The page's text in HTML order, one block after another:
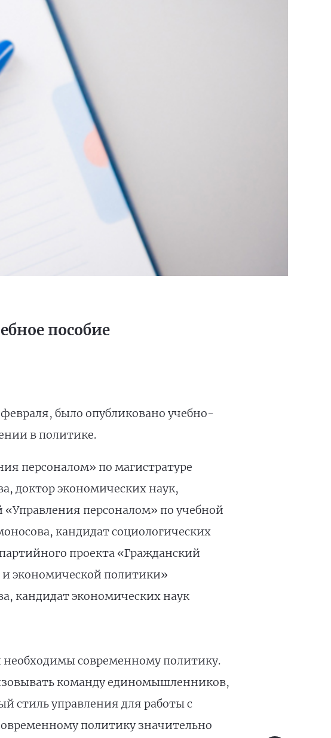
пособие
было опубликовано учебно-
в политике.
персоналом» по магистратуре
доктор экономических наук,
персоналом» по учебной
кандидат социологических
проекта «Гражданский
экономической политики»
кандидат экономических наук
необходимы современному политику.
команду единомышленников,
стиль управления для работы с
политику значительно